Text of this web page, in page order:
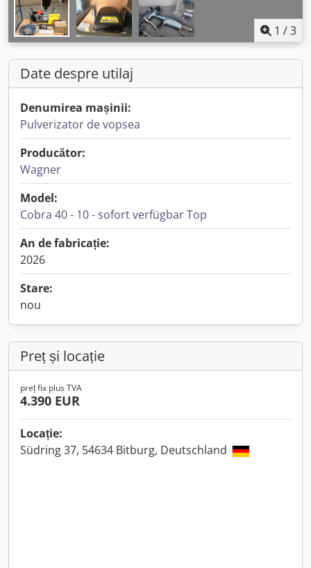
1 /3
Date despre utilaj
Denumirea mașinii:
Pulverizator de vopsea
Producător:
Wagner
Model:
Cobra 40 - 10 - sofort verfügbar Top
An de fabricație:
2026
Stare:
nou
Preț și locație
preț fix plus TVA
4.390 EUR
Locație:
Südring 37, 54634 Bitburg, Deutschland